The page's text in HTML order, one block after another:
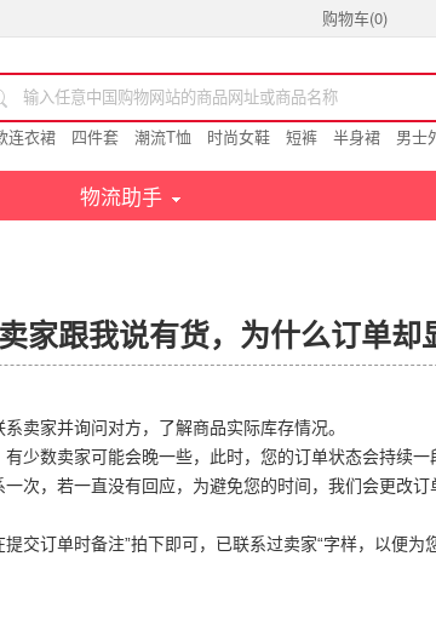
购物车(0)
连衣裙 四件套 潮流T恤 时尚女鞋 短裤 半身裙 男士
物流助手
卖家跟我说有货，为什么订单却
卖家并询问对方，了解商品实际库存情况。
少数卖家可能会晚一些，此时，您的订单状态会持续一
次，若一直没有回应，为避免您的时间，我们会更改订
交订单时备注”拍下即可，已联系过卖家“字样，以便为